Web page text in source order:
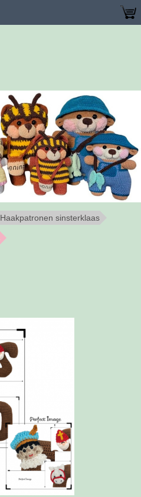
Haakpatronen sinsterklaas